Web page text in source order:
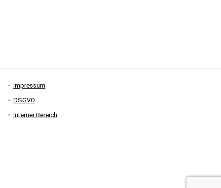
Impressum
DSGVO
Interner Bereich